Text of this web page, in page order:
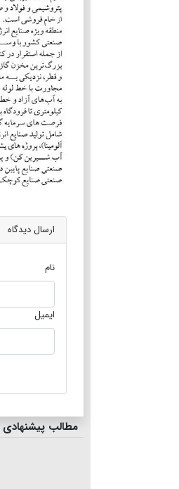
ارسال دیدگاه
نام
ایمیل
مطالب پیشنهادی